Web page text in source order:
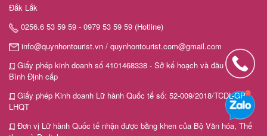
Đắk Lắk
0256.6 53 59 59 - 0979 53 59 59 (Hotline)
info@quynhontourist.vn / quynhontourist.com@gmail.com
Giấy phép kinh doanh số 4101468338 - Sở kế hoạch và đầu tư tỉnh
Bình Định cấp
Giấy phép Kinh doanh Lữ hành Quốc tế số: 52-009/2018/TCDL-GP
LHQT
Đơn vị Lữ hành Quốc tế nhận được bằng khen của Bộ Văn hóa, Thể